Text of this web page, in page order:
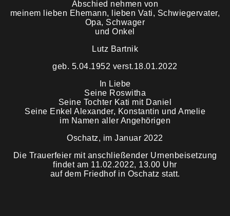
Trauermahl
Abschied nehmen von
meinem lieben Ehemann, lieben Vati, Schwiegervater,
Opa, Schwager
und Onkel
Lutz Bartnik
geb. 5.04.1952 verst.18.01.2022
In Liebe
Seine Roswitha
Seine Tochter Kati mit Daniel
Seine Enkel Alexander, Konstantin und Amelie
im Namen aller Angehörigen
Oschatz, im Januar 2022
Die Trauerfeier mit anschließender Urnenbeisetzung
findet am 11.02.2022, 13.00 Uhr
auf dem Friedhof in Oschatz statt.